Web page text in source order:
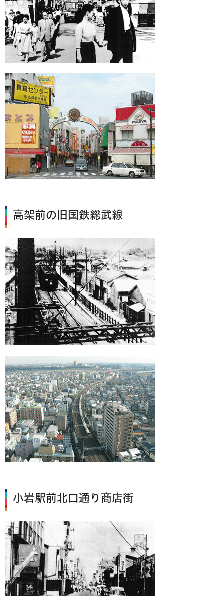
高架前の旧国鉄総武線
小岩駅前北口通り商店街